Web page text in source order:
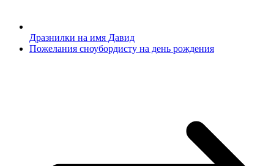
Дразнилки на имя Давид
Пожелания сноубордисту на день рождения